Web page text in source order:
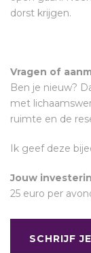
dorst krijgen.
Vragen of
Ben je nieuw?
met
ruimte en de
Ik geef deze
Jouw
25 euro per
SCHRIJF